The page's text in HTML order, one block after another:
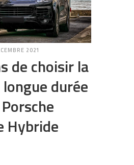
2021
de choisir la
durée
Hybride